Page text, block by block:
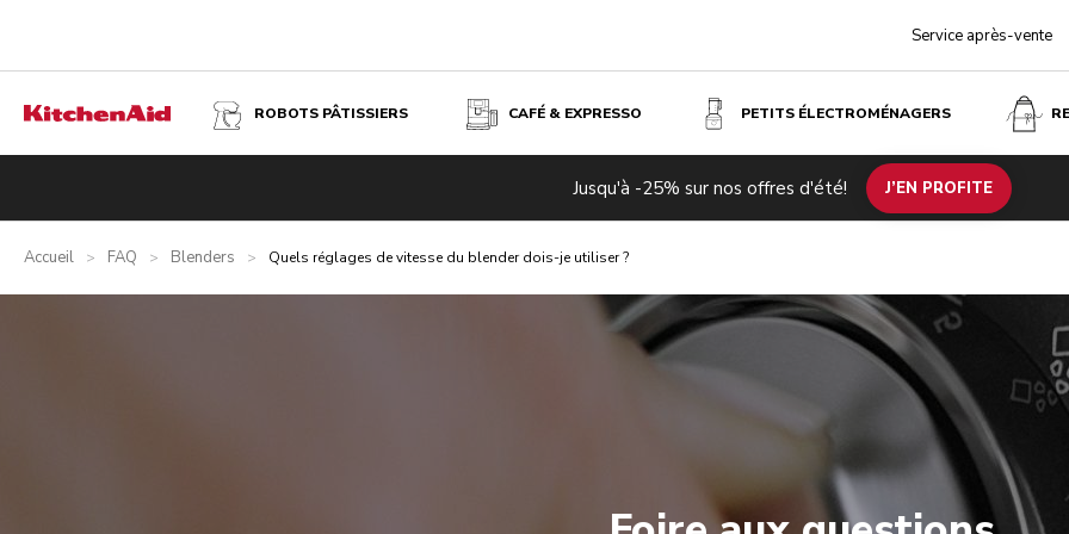
Service après-vente
ROBOTS PÂTISSIERS CAFÉ & EXPRESSO PETITS ÉLECTROMÉNAGERS
Jusqu'à -25% sur nos offres d'été! J’EN PROFITE
Accueil > FAQ > Blenders > Quels réglages de vitesse du blender dois-je utiliser ?